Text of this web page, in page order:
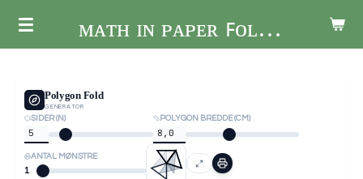
Spring
ᴍᴀᴛʜ ɪɴ ᴘᴀᴘᴇʀ ꜰᴏʟᴅɪɴɢ
Polygon Fold
GENERATOR
SIDER (N) POLYGON BREDDE (CM)
ANTAL MØNSTRE
1